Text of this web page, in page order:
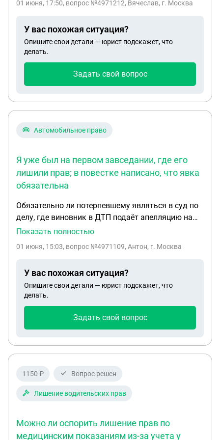
личных целях, законно ли это и есть ли смысл
01 июня, 17:50, вопрос №4971212, Вячеслав, г. Москва
У вас похожая ситуация?
Опишите свои детали — юрист подскажет, что
делать.
Задать свой вопрос
Автомобильное право
Я уже был на первом завседании, где его
лишили прав; в повестке написано, что явка
обязательна
Обязательно ли потерпевшему являться в суд по
делу, где виновник в ДТП подаёт апелляцию на
лишение его прав на 1 год за лишение прав за
был на первом завседании, где его лишили прав; в
последствия могут быть за то, что я
(потерпевший) не явлюсь и не пришлю своего
представителя?
Показать полностью
01 июня, 15:03, вопрос №4971109, Антон, г. Москва
У вас похожая ситуация?
Опишите свои детали — юрист подскажет, что
делать.
Задать свой вопрос
1150 ₽ Вопрос решен
Лишение водительских прав
Можно ли оспорить лишение прав по
медицинским показаниям из-за учета у